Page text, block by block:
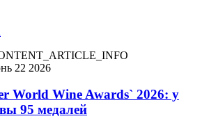
22 2026
World Wine Awards` 2026: у
95 медалей